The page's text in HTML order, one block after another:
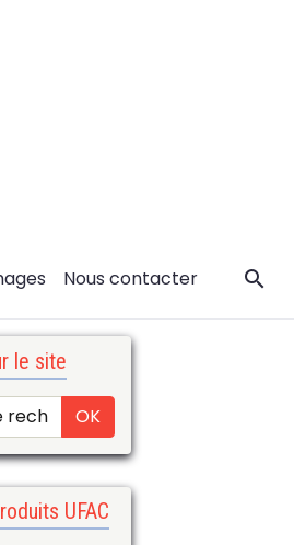
Nous contacter
le site
OK
UFAC